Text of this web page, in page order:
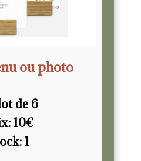
ou photo
de 6
10€
1